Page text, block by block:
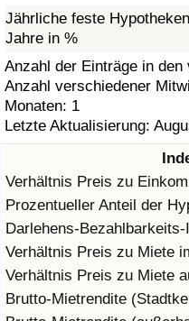
Jährliche feste
Jahre in %
Anzahl der Einträge in den
Anzahl verschiedener
Monaten: 1
Letzte Aktualisierung:
Verhältnis Preis zu
Prozentueller Anteil der
Darlehens-Bezahlbarkeits-
Verhältnis Preis zu Miete
Verhältnis Preis zu Miete
Brutto-Mietrendite
Gesundheitsversorgungs-
Umweltverschmutzung
Umweltverschmutzungs-
Verschmutzungsindex
Verkehr